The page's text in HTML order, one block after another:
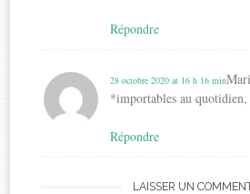
Répondre
28 octobre 2020 at 16 h 16 min
*importables au
Répondre
LAISSER UN